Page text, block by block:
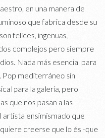
en una manera de
que fabrica desde su
felices, ingenuas,
complejos pero siempre
Nada más esencial para
Pop mediterráneo sin
para la galería, pero
que nos pasan a las
artista ensimismado que
creerse que lo és -que